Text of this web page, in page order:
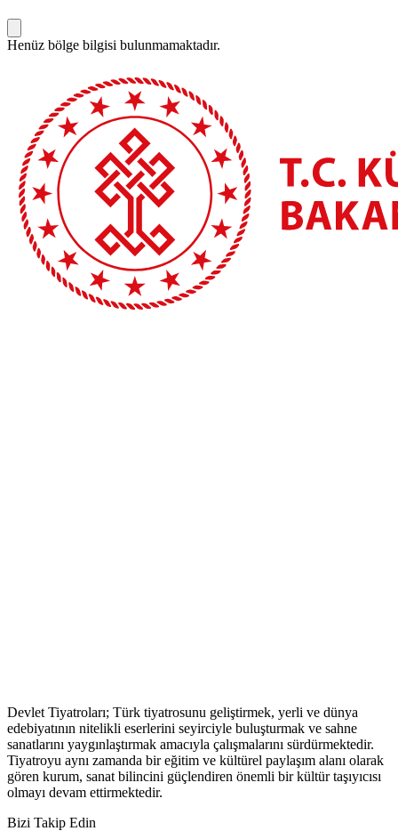
Henüz bölge bilgisi bulunmamaktadır.
Devlet Tiyatroları; Türk tiyatrosunu geliştirmek, yerli ve dünya
edebiyatının nitelikli eserlerini seyirciyle buluşturmak ve sahne
sanatlarını yaygınlaştırmak amacıyla çalışmalarını sürdürmektedir.
Tiyatroyu aynı zamanda bir eğitim ve kültürel paylaşım alanı olarak
gören kurum, sanat bilincini güçlendiren önemli bir kültür taşıyıcısı
olmayı devam ettirmektedir.
Bizi Takip Edin